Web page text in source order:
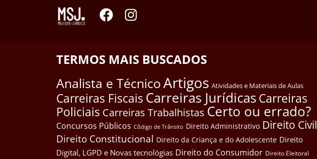
TERMOS MAIS BUSCADOS
Analista e TécnicoArtigos Atividades e Materiais de Aulas
Carreiras Fiscais Carreiras JurídicasCarreiras
Policiais Carreiras Trabalhistas Certo ou errado?
Concursos Públicos Côdigo de Trânsito Direito Administrativo Direito Civil
Direito Constitucional Direito da Criança e do Adolescente Direito
Digital, LGPD e Novas tecnológias Direito do Consumidor Direito Eleitoral